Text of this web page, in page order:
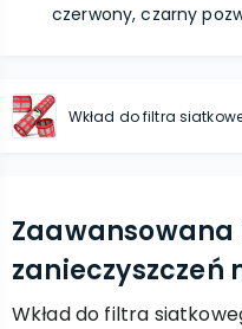
czerwony, czarny
zanieczyszczeń
Wkład do filtra